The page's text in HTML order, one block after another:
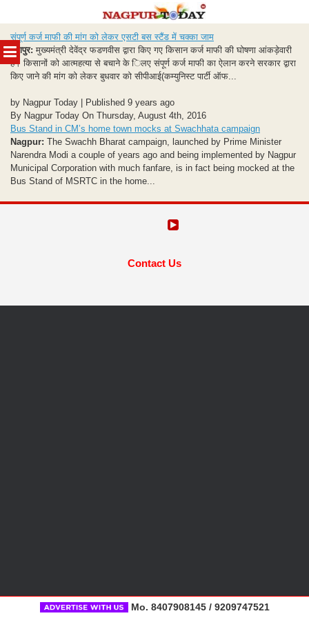
MENU
to
content
संपूर्ण कर्ज माफी की मांग को लेकर एसटी बस स्टैंड में चक्का जाम
नागपुर: मुख्यमंत्री देवेंद्र फडणवीस द्वारा किए गए किसान कर्ज माफी की घोषणा आंकड़ेवारी
है। किसानों को आत्महत्या से बचाने के िलए संपूर्ण कर्ज माफी का ऐलान करने सरकार द्वारा
किए जाने की मांग को लेकर बुधवार को सीपीआई(कम्युनिस्ट पार्टी ऑफ...
by Nagpur Today | Published 9 years ago
By Nagpur Today On Thursday, August 4th, 2016
Bus Stand in CM’s home town mocks at Swachhata campaign
Nagpur: The Swachh Bharat campaign, launched by Prime Minister
Narendra Modi a couple of years ago and being implemented by Nagpur
Municipal Corporation with much fanfare, is in fact being mocked at the
Bus Stand of MSRTC in the home...
Contact Us
Mo. 8407908145 / 9209747521